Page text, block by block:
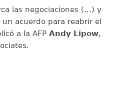
las negociaciones (...) y
acuerdo para reabrir el
a la AFP Andy Lipow,